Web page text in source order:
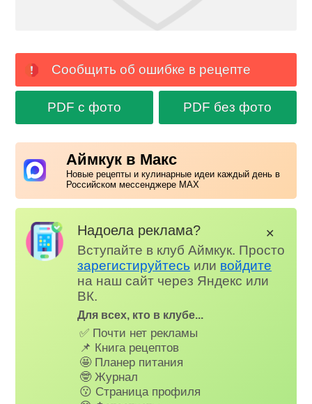
Сообщить об ошибке в рецепте
PDF с фото PDF без фото
Аймкук в Макс
Новые рецепты и кулинарные идеи каждый день в
Российском мессенджере MAX
Надоела реклама?
Вступайте в клуб Аймкук. Просто
зарегистируйтесь или войдите
на наш сайт через Яндекс или
ВК.
Для всех, кто в клубе...
✅ Почти нет рекламы
📌 Книга рецептов
🤩 Планер питания
🤓 Журнал
😗 Страница профиля
✕